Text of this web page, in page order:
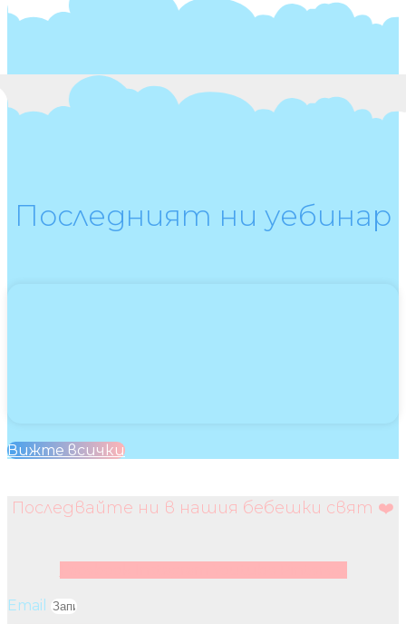
Последният ни уебинар
Вижте всички
Последвайте ни в нашия бебешки свят ❤️
Email